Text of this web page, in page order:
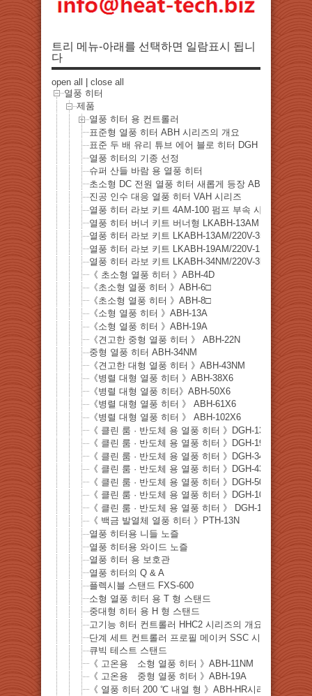
트리 메뉴-아래를 선택하면 일람표시 됩니
다
open all
close all
열풍 히터
제품
열풍 히터 용 컨트롤러
표준형 열풍 히터 ABH 시리즈의 개요
표준 두 배 유리 튜브 에어 블로 히터 DGH 시리즈의 개
열풍 히터의 기종 선정
슈퍼 산들 바람 용 열풍 히터
초소형 DC 전원 열풍 히터 새롭게 등장 ABH-13AM/
진공 인수 대응 열풍 히터 VAH 시리즈
열풍 히터 라보 키트 4AM-100 펌프 부속 사양
열풍 히터 버너 키트 버너형 LKABH-13AM + HCAFM
열풍 히터 라보 키트 LKABH-13AM/220V-350W +
열풍 히터 라보 키트 LKABH-19AM/220V-1.6kW+
열풍 히터 라보 키트 LKABH-34NM/220V-3kW +
《 초소형 열풍 히터 》ABH-4D
《초소형 열풍 히터 》ABH-6□
《초소형 열풍 히터 》ABH-8□
《소형 열풍 히터 》ABH-13A
《소형 열풍 히터 》ABH-19A
《견고한 중형 열풍 히터 》 ABH-22N
중형 열풍 히터 ABH-34NM
《견고한 대형 열풍 히터 》ABH-43NM
《병렬 대형 열풍 히터 》ABH-38X6
《병렬 대형 열풍 히터》ABH-50X6
《병렬 대형 열풍 히터 》 ABH-61X6
《병렬 대형 열풍 히터 》 ABH-102X6
《 클린 룸 · 반도체 용 열풍 히터 》DGH-13NM
《 클린 룸 · 반도체 용 열풍 히터 》DGH-19NM
《 클린 룸 · 반도체 용 열풍 히터 》DGH-34NM
《 클린 룸 · 반도체 용 열풍 히터 》DGH-43NM
《 클린 룸 · 반도체 용 열풍 히터 》DGH-50NM
《 클린 룸 · 반도체 용 열풍 히터 》DGH-102X6
《 클린 룸 · 반도체 용 열풍 히터 》 DGH-140X6
《 백금 발열체 열풍 히터 》PTH-13N
열풍 히터용 니들 노즐
열풍 히터용 와이드 노즐
열풍 히터 용 보호관
열풍 히터의 Q & A
플렉시블 스탠드 FXS-600
소형 열풍 히터 용 T 형 스탠드
중대형 히터 용 H 형 스탠드
고기능 히터 컨트롤러 HHC2 시리즈의 개요
단계 세트 컨트롤러 프로필 메이커 SSC 시리즈
큐빅 테스트 스탠드
《 고온용 소형 열풍 히터 》ABH-11NM
《 고온용 중형 열풍 히터 》ABH-19A
《 열풍 히터 200 ℃ 내열 형 》ABH-HR시리즈